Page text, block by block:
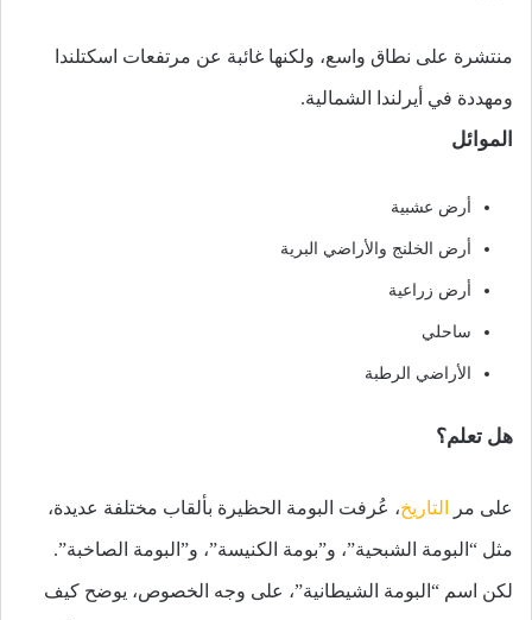
منتشرة على نطاق واسع، ولكنها غائبة عن مرتفعات اسكتلندا
ومهددة في أيرلندا الشمالية.
الموائل
أرض عشبية
أرض الخلنج والأراضي البرية
أرض زراعية
ساحلي
الأراضي الرطبة
هل تعلم؟
على مر التاريخ، عُرفت البومة الحظيرة بألقاب مختلفة عديدة،
مثل “البومة الشبحية”، و”بومة الكنيسة”، و”البومة الصاخبة”.
لكن اسم “البومة الشيطانية”، على وجه الخصوص، يوضح كيف